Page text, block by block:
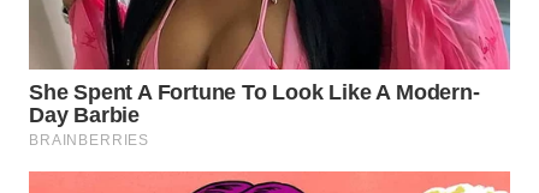
DAIRI
WN
DANAU
TOBA